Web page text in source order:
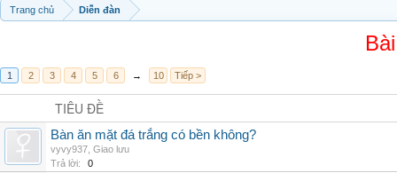
Trang chủ Diễn đàn
1 2 3 4 5 6 → 10 Tiếp >
TIÊU ĐỀ
Bàn ăn mặt đá trắng có bền không?
vyvy937 Giao lưu
Trả lời:
0